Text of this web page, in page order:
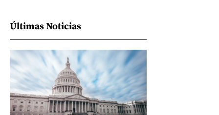
Últimas Noticias